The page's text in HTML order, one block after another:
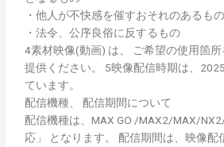
・他人が不快感を催すおそれのあるもの
・法令、公序良俗に反するもの
4素材映像(動画) は、 ご希望の使用箇
提供ください。 5映像配信時期は、
ています。
配信機種、 配信期間について
配信機種は、MAX GO /MAX2/MAX/
応」 となります。 配信期間は、映像配